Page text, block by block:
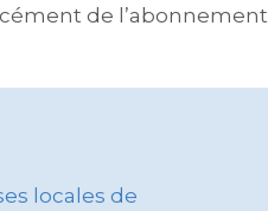
de l’abonnement
locales de